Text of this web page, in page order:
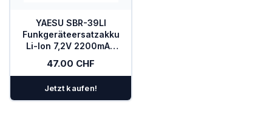
YAESU SBR-39LI
Funkgeräteersatzakku
Li-Ion 7,2V 2200mAh
450L/550L/750L/850L
47.00 CHF
Jetzt kaufen!